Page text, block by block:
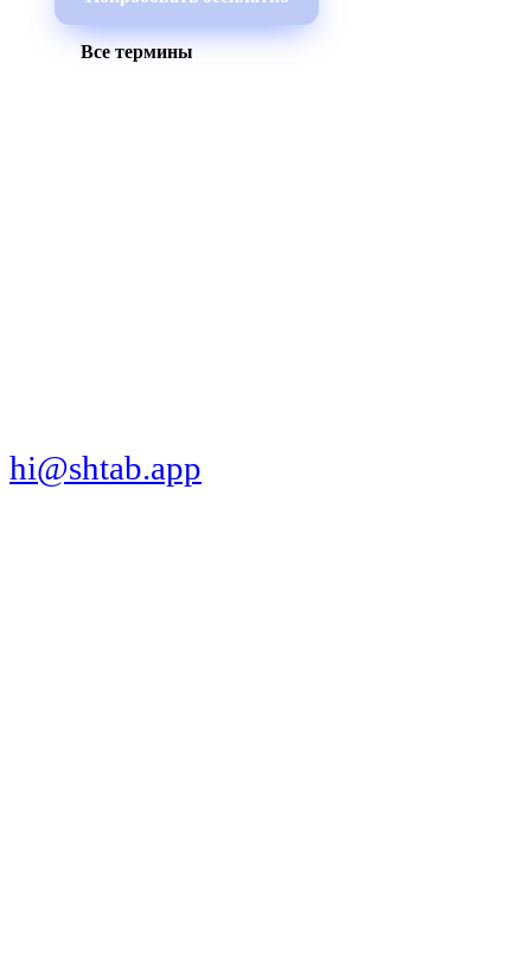
Все термины
hi@shtab.app